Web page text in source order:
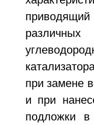
при замене
и при
подложки в